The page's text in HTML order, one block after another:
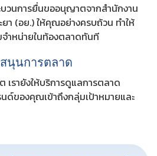
บวนการยื่นขออนุญาตจากสำนักงาน
า (อย.) ให้คุณอย่างครบถ้วน ทำให้
หน่ายในท้องตลาดทันที
นุนการตลาด
เรายังให้บริการดูแลการตลาด
ด์ของคุณเข้าถึงกลุ่มเป้าหมายและ